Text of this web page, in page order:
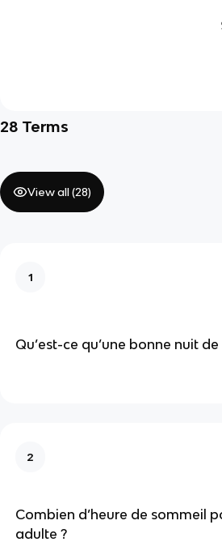
28 Terms
View all (28)
1
Qu’est-ce qu’une bonne nuit
2
Combien d’heure de sommeil
adulte ?